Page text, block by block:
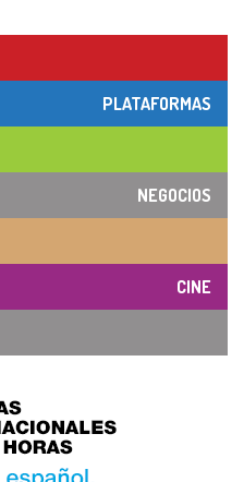
PLATAFORMAS
NEGOCIOS
CINE